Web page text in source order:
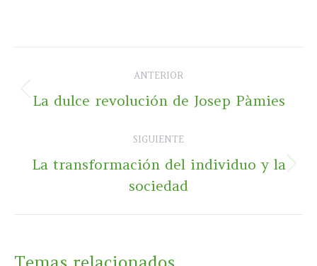
entre
ANTERIOR
Publicación
La dulce revolución de Josep Pàmies
SIGUIENTE
Publicación
siguiente:
La transformación del individuo y la
sociedad